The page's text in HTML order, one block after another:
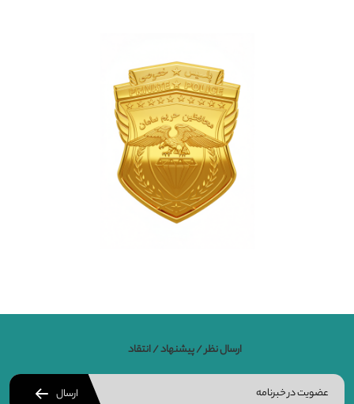
ارسال نظر / پیشنهاد / انتقاد
ارسال